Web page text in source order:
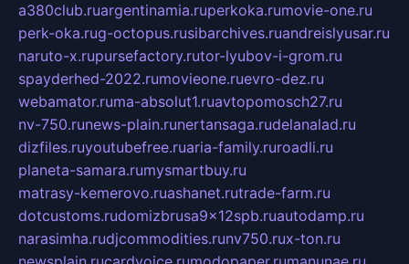
a380club.ruargentinamia.ruperkoka.rumovie-one.ru
perk-oka.rug-octopus.rusibarchives.ruandreislyusar.ru
naruto-x.rupursefactory.rutor-lyubov-i-grom.ru
spayderhed-2022.rumovieone.ruevro-dez.ru
webamator.ruma-absolut1.ruavtopomosch27.ru
nv-750.runews-plain.runertansaga.rudelanalad.ru
dizfiles.ruyoutubefree.ruaria-family.ruroadli.ru
planeta-samara.rumysmartbuy.ru
matrasy-kemerovo.ruashanet.rutrade-farm.ru
dotcustoms.rudomizbrusa9x12spb.ruautodamp.ru
narasimha.rudjcommodities.runv750.rux-ton.ru